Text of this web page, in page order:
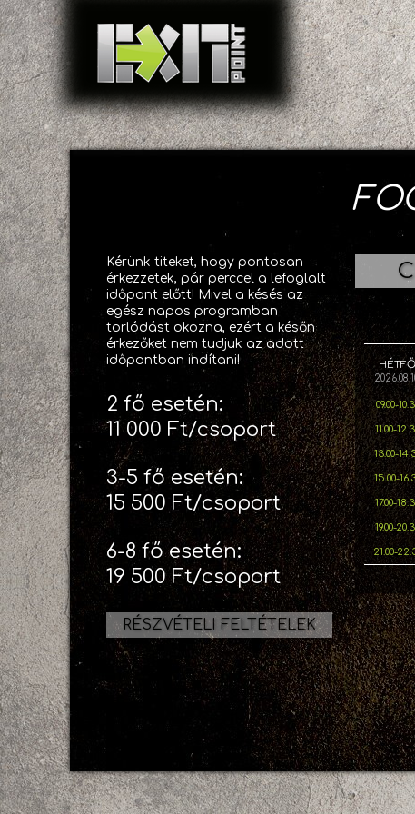
Kérünk titeket, hogy pontosan
érkezzetek, pár perccel a lefoglalt
időpont előtt! Mivel a késés az
egész napos programban
torlódást okozna, ezért a későn
érkezőket nem tudjuk az adott
időpontban indítani!
2 fő esetén:
11 000 Ft/csoport
3-5 fő esetén:
15 500 Ft/csoport
6-8 fő esetén:
19 500 Ft/csoport
RÉSZVÉTELI FELTÉTELEK
09.00-
11.00-
13.00-
15.00-
17.00-
19.00-
21.00-